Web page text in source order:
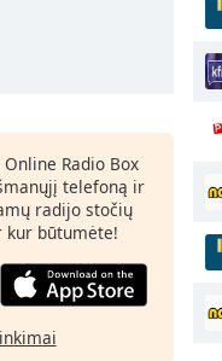
Radio Box
telefoną ir
radijo stočių
kur būtumėte!